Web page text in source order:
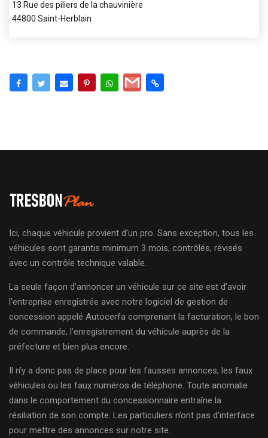
13 Rue des piliers de la chauvinière
44800 Saint-Herblain
Ici, chaque véhicule provient d’un pro. Sans exception, tous les
véhicules sont garantis minimum 3 mois, contrôlés, révisés
avec un contrôle technique valable.
La seule façon d’annoncer un véhicule sur ce site est d’avoir
l’entreprise enregistrée avec notre logiciel de gestion de
concession appelé Autocerfa comprenant la facturation, le bon
de commande, l’enregistrement du véhicule auprès de la
préfecture et bien plus encore.
Il n’y a donc pas de place pour les fausses annonces, les faux
véhicules ou les faux numéros de téléphone. Toute anomalie
dans le comportement du concessionnaire entraîne la
résiliation de son compte. Les particuliers n’ont pas d’interface
pour mettre des annonces sur notre site.